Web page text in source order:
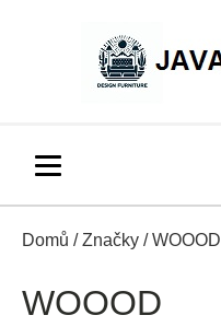
Domů /Značky / WOOOD
WOOOD